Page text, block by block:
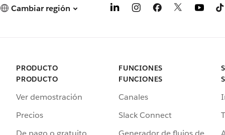
Cambiar región
PRODUCTO
PRODUCTO
Ver demostración
Precios
FUNCIONES
FUNCIONES
Canales
Slack Connect